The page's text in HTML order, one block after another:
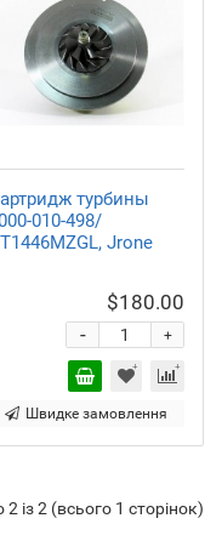
турбины
010-498/
Jrone
$180.00
+
-
Швидке замовлення
із 2 (всього 1 сторінок)